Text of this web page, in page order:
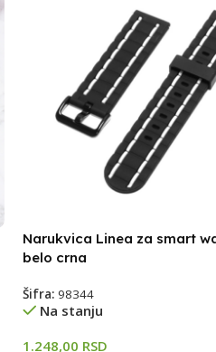
Narukvica Linea za smart
belo crna
Šifra: 98344
Na stanju
1.248,00 RSD